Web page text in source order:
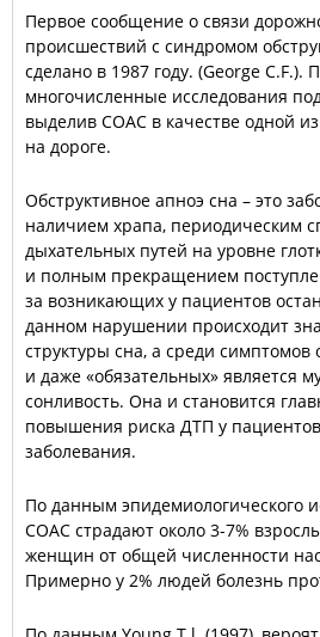
Первое сообщение о связи
происшествий с синдромом
сделано в 1987 году. (George C.F.).
многочисленные исследования
выделив СОАС в качестве одной
на дороге.
Обструктивное апноэ сна – это
наличием храпа, периодическим
дыхательных путей на уровне
и полным прекращением
за возникающих у пациентов
данном нарушении происходит
структуры сна, а среди
и даже «обязательных» является
сонливость. Она и становится
повышения риска ДТП у
заболевания.
По данным эпидемиологического
СОАС страдают около 3-7%
женщин от общей численности
Примерно у 2% людей болезнь